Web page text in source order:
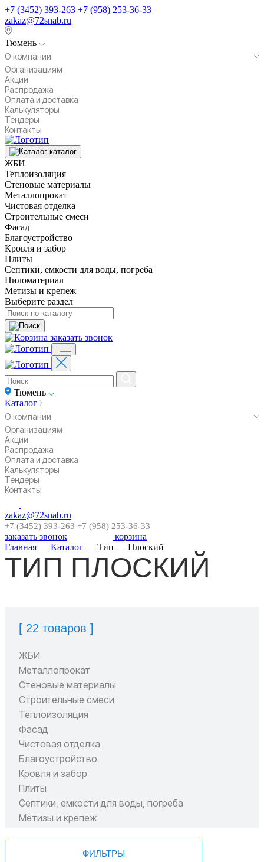
+7 (3452) 393-263 +7 (958) 253-36-33
zakaz@72snab.ru
Тюмень
О компании
Организациям
Акции
Распродажа
Оплата и доставка
Калькуляторы
Тендеры
Контакты
каталог
ЖБИ
Теплоизоляция
Стеновые материалы
Металлопрокат
Чистовая отделка
Строительные смеси
Фасад
Благоустройство
Кровля и забор
Плиты
Септики, емкости для воды, погреба
Пиломатериал
Метизы и крепеж
Выберите раздел
заказать звонок
Тюмень
Каталог
О компании
Организациям
Акции
Распродажа
Оплата и доставка
Калькуляторы
Тендеры
Контакты
zakaz@72snab.ru
+7 (3452) 393-263 +7 (958) 253-36-33
заказать звонок
корзина
Главная — Каталог — Тип — Плоский
ТИП ПЛОСКИЙ
[ 22 товаров ]
ЖБИ
Металлопрокат
Стеновые материалы
Строительные смеси
Теплоизоляция
Фасад
Чистовая отделка
Благоустройство
Кровля и забор
Плиты
Септики, емкости для воды, погреба
Метизы и крепеж
ФИЛЬТРЫ